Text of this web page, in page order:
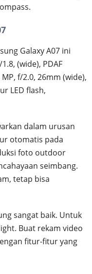
Galaxy A07 ini
(wide), PDAF
f/2.0, 26mm (wide),
LED flash,
dalam urusan
otomatis pada
foto outdoor
seimbang.
tetap bisa
sangat baik. Untuk
Buat rekam video
fitur-fitur yang